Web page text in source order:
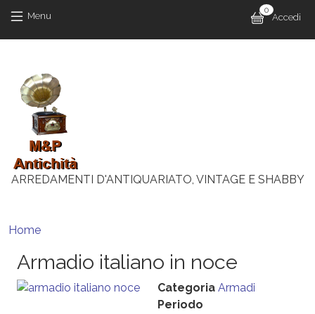
Menu
0
Accedi
ARREDAMENTI D'ANTIQUARIATO, VINTAGE E SHABBY
Briciole di pane
Home
Armadio italiano in noce
Categoria Armadi
Periodo